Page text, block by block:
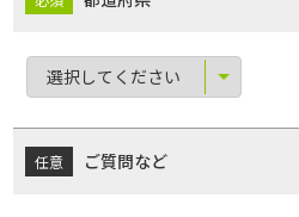
ご質問など